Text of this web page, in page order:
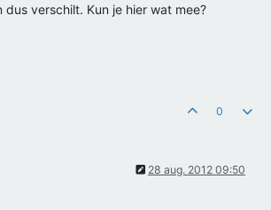
verschilt. Kun je hier wat mee?
0
28 aug. 2012 09:50